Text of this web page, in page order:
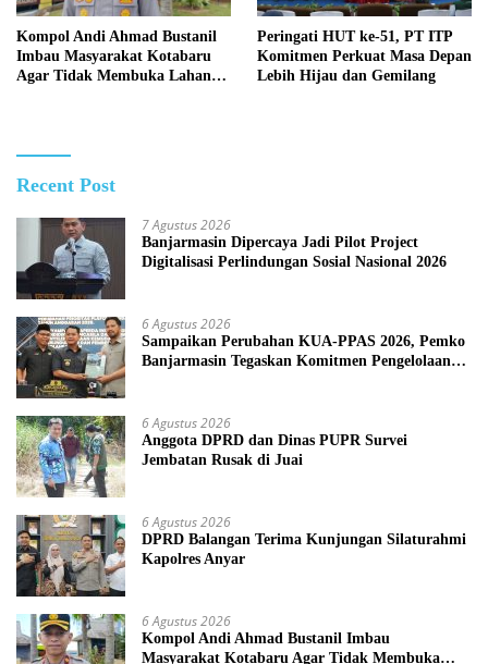
Kompol Andi Ahmad Bustanil
Imbau Masyarakat Kotabaru
Agar Tidak Membuka Lahan
Peringati HUT ke-51, PT ITP
Komitmen Perkuat Masa Depan
Lebih Hijau dan Gemilang
Recent Post
7 Agustus 2026
Banjarmasin Dipercaya Jadi Pilot Project
Digitalisasi Perlindungan Sosial Nasional 2026
6 Agustus 2026
Sampaikan Perubahan KUA-PPAS 2026, Pemko
Banjarmasin Tegaskan Komitmen Pengelolaan
6 Agustus 2026
Anggota DPRD dan Dinas PUPR Survei
Jembatan Rusak di Juai
6 Agustus 2026
DPRD Balangan Terima Kunjungan Silaturahmi
Kapolres Anyar
6 Agustus 2026
Kompol Andi Ahmad Bustanil Imbau
Masyarakat Kotabaru Agar Tidak Membuka